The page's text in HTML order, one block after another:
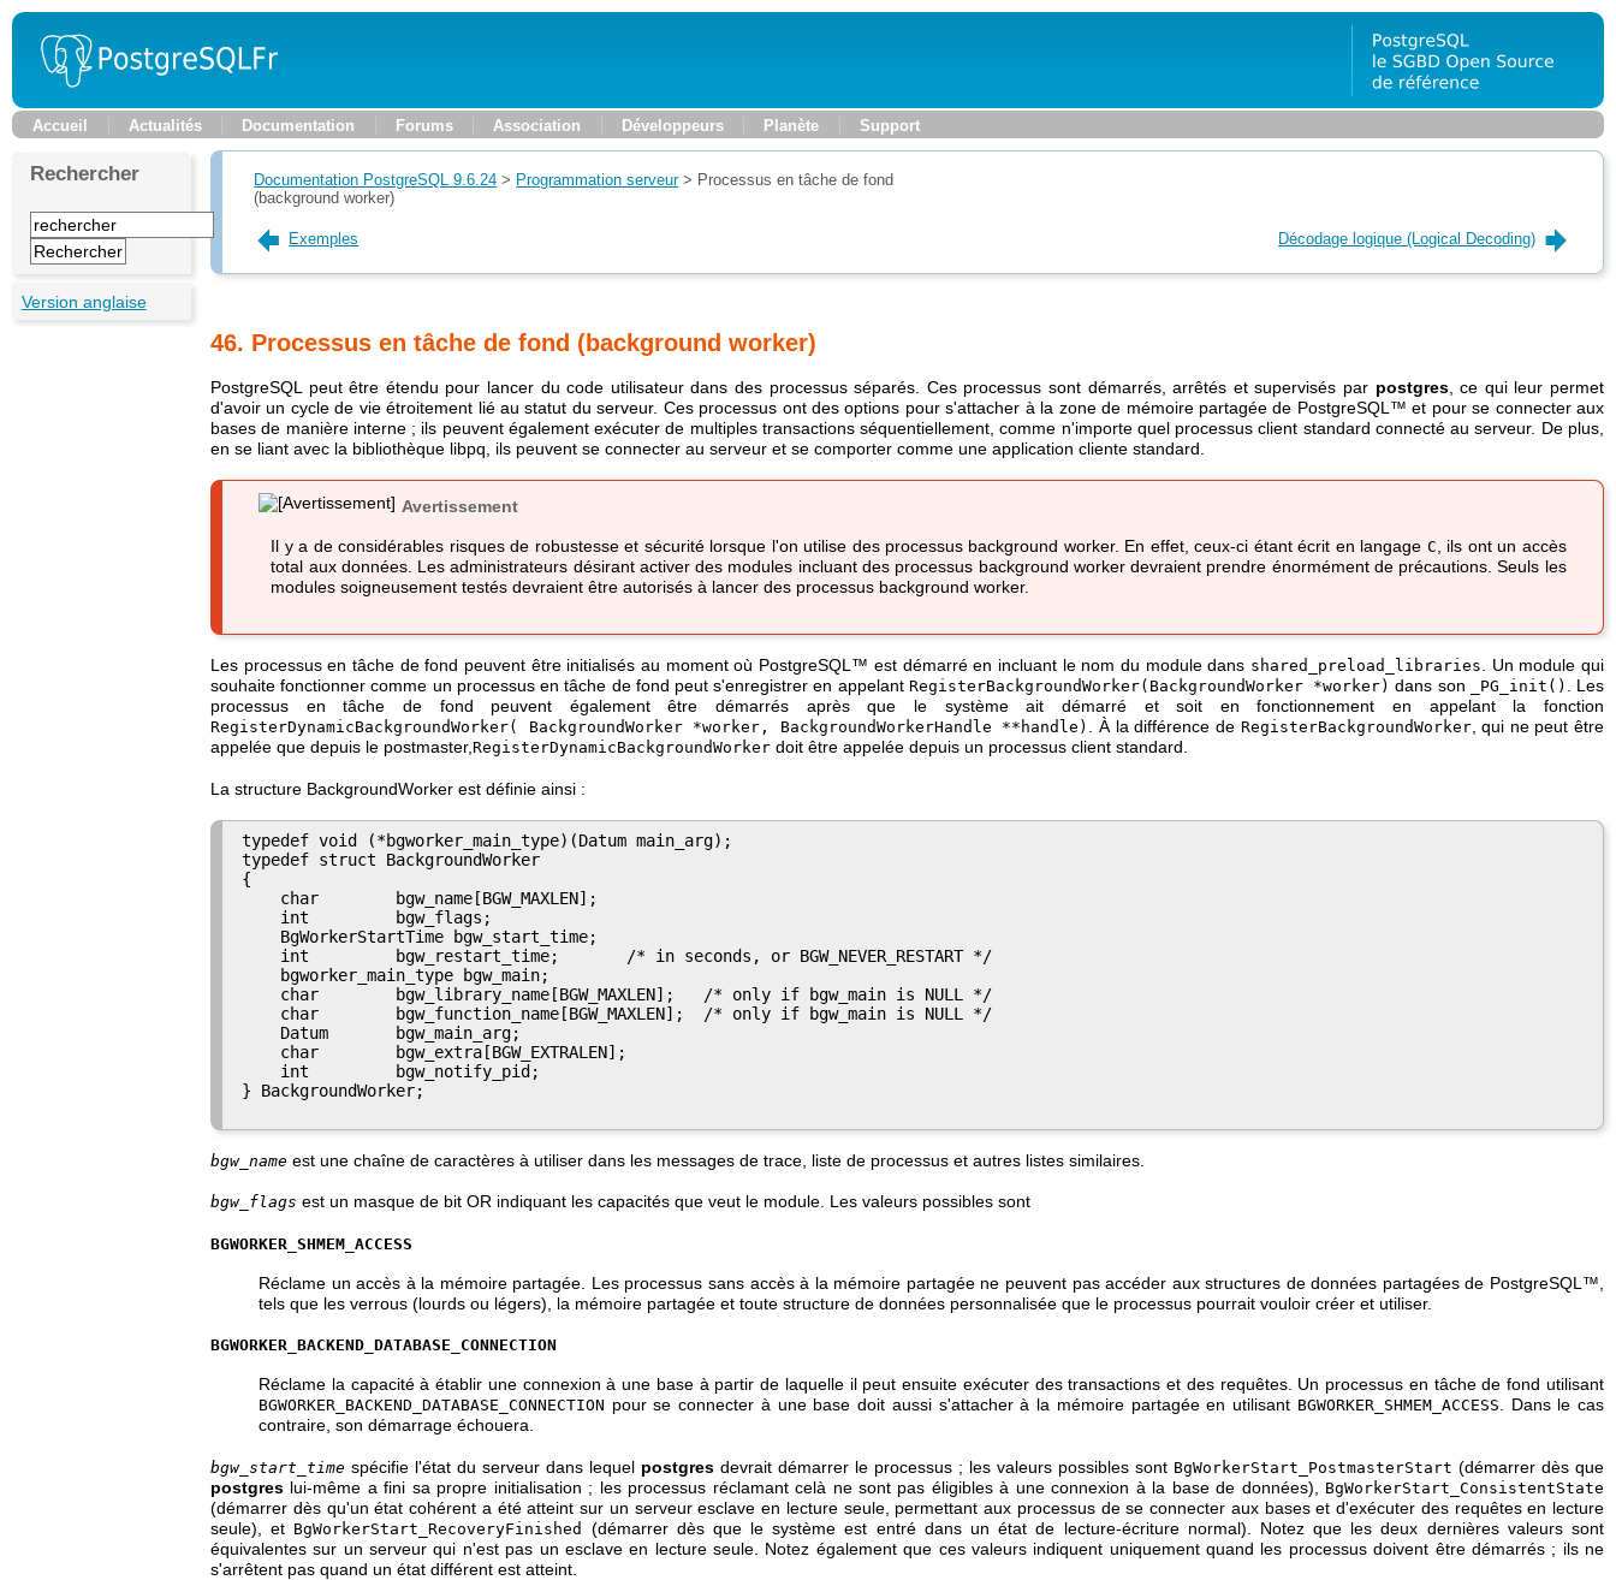
Accueil Actualités Documentation Forums Association Développeurs Planète Support
Rechercher
Version anglaise
Documentation PostgreSQL 9.6.24 > Programmation serveur> Processus en tâche de fond
(background worker)
Exemples Décodage logique (Logical Decoding)
46. Processus en tâche de fond (background worker)
PostgreSQL peut être étendu pour lancer du code utilisateur dans des processus séparés. Ces processus sont démarrés, arrêtés et supervisés par postgres, ce qui leur permet
d'avoir un cycle de vie étroitement lié au statut du serveur. Ces processus ont des options pour s'attacher à la zone de mémoire partagée de PostgreSQL ™ et pour se connecter aux
bases de manière interne ; ils peuvent également exécuter de multiples transactions séquentiellement, comme n'importe quel processus client standard connecté au serveur. De plus,
en se liant avec la bibliothèque libpq , ils peuvent se connecter au serveur et se comporter comme une application cliente standard.
Avertissement
Il y a de considérables risques de robustesse et sécurité lorsque l'on utilise des processus background worker. En effet, ceux-ci étant écrit en langage C, ils ont un accès
total aux données. Les administrateurs désirant activer des modules incluant des processus background worker devraient prendre énormément de précautions. Seuls les
modules soigneusement testés devraient être autorisés à lancer des processus background worker.
Les processus en tâche de fond peuvent être initialisés au moment où PostgreSQL™ est démarré en incluant le nom du module dans shared_preload_libraries. Un module qui
souhaite fonctionner comme un processus en tâche de fond peut s'enregistrer en appelant RegisterBackgroundWorker( BackgroundWorker *worker) dans son _PG_init() . Les
processus en tâche de fond peuvent également être démarrés après que le système ait démarré et soit en fonctionnement en appelant la fonction
RegisterDynamicBackgroundWorker( BackgroundWorker *worker, BackgroundWorkerHandle **handle ) . À la différence de RegisterBackgroundWorker, qui ne peut être
appelée que depuis le postmaster,RegisterDynamicBackgroundWorker doit être appelée depuis un processus client standard.
La structure BackgroundWorker est définie ainsi :
typedef void (*bgworker_main_type)(Datum main_arg);
typedef struct BackgroundWorker
{
    char        bgw_name[BGW_MAXLEN];
    int         bgw_flags;
    BgWorkerStartTime bgw_start_time;
    int         bgw_restart_time;       /* in seconds, or BGW_NEVER_RESTART */
    bgworker_main_type bgw_main;
    char        bgw_library_name[BGW_MAXLEN];   /* only if bgw_main is NULL */
    char        bgw_function_name[BGW_MAXLEN];  /* only if bgw_main is NULL */
    Datum       bgw_main_arg;
    char        bgw_extra[BGW_EXTRALEN];
    int         bgw_notify_pid;
} BackgroundWorker;
bgw_name est une chaîne de caractères à utiliser dans les messages de trace, liste de processus et autres listes similaires.
bgw_flags est un masque de bit OR indiquant les capacités que veut le module. Les valeurs possibles sont
BGWORKER_SHMEM_ACCESS
Réclame un accès à la mémoire partagée. Les processus sans accès à la mémoire partagée ne peuvent pas accéder aux structures de données partagées de PostgreSQL ™,
tels que les verrous (lourds ou légers), la mémoire partagée et toute structure de données personnalisée que le processus pourrait vouloir créer et utiliser.
BGWORKER_BACKEND_DATABASE_CONNECTION
Réclame la capacité à établir une connexion à une base à partir de laquelle il peut ensuite exécuter des transactions et des requêtes. Un processus en tâche de fond utilisant
BGWORKER_BACKEND_DATABASE_CONNECTION pour se connecter à une base doit aussi s'attacher à la mémoire partagée en utilisant BGWORKER_SHMEM_ACCESS. Dans le cas
contraire, son démarrage échouera.
bgw_start_time spécifie l'état du serveur dans lequel postgres devrait démarrer le processus ; les valeurs possibles sont BgWorkerStart_PostmasterStart (démarrer dès que
postgres lui-même a fini sa propre initialisation ; les processus réclamant celà ne sont pas éligibles à une connexion à la base de données), BgWorkerStart_ConsistentState
(démarrer dès qu'un état cohérent a été atteint sur un serveur esclave en lecture seule, permettant aux processus de se connecter aux bases et d'exécuter des requêtes en lecture
seule), et BgWorkerStart_RecoveryFinished
(démarrer dès que le système est entré dans un état de lecture-écriture normal). Notez que les deux dernières valeurs sont
équivalentes sur un serveur qui n'est pas un esclave en lecture seule. Notez également que ces valeurs indiquent uniquement quand les processus doivent être démarrés ; ils ne
s'arrêtent pas quand un état différent est atteint.